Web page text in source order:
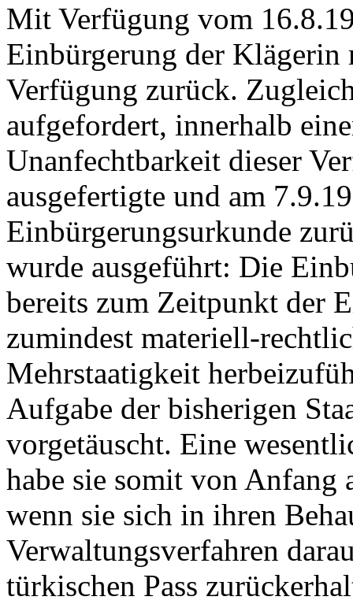
Mit Verfügung vom
Einbürgerung der
Verfügung zurück.
aufgefordert, innerhalb
Unanfechtbarkeit dieser
ausgefertigte und am
Einbürgerungsurkunde
wurde ausgeführt: Die
bereits zum Zeitpunkt der
zumindest materiell-
Mehrstaatigkeit
Aufgabe der bisherigen
vorgetäuscht. Eine
habe sie somit von
wenn sie sich in ihren
Verwaltungsverfahren
türkischen Pass